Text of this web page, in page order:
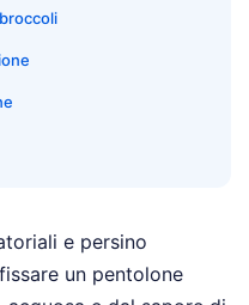
e persino
un pentolone